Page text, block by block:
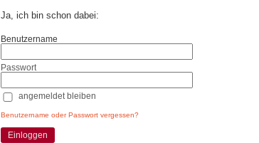
Ja, ich bin schon dabei:
Benutzername
Passwort
angemeldet bleiben
Benutzername oder Passwort vergessen?
Einloggen